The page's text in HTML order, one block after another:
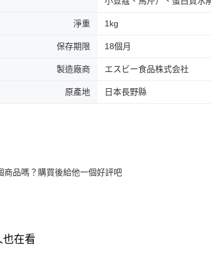
淨重 1kg
保存期限 18個月
製造廠商 エスビー食品株式会社
原產地 日本長野縣
商品嗎？購買後給他一個好評吧
也在看